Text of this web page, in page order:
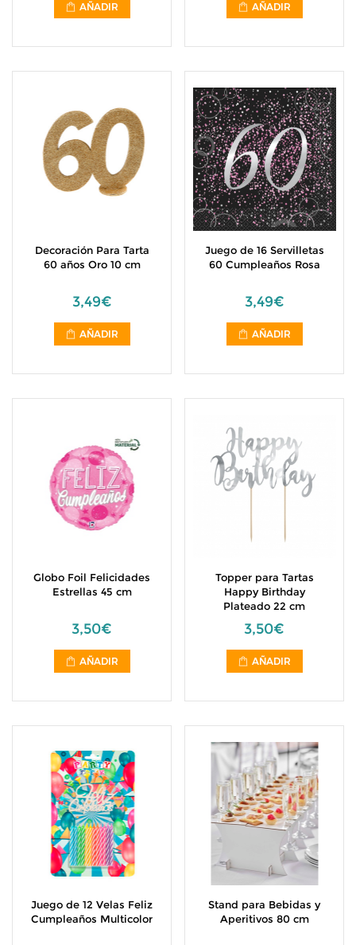
AÑADIR AÑADIR
Decoración Para Tarta
60 años Oro 10 cm
3,49€
AÑADIR
Juego de 16 Servilletas
60 Cumpleaños Rosa
3,49€
AÑADIR
Globo Foil Felicidades
Estrellas 45 cm
3,50€
AÑADIR
Topper para Tartas
Happy Birthday
Plateado 22 cm
3,50€
AÑADIR
Juego de 12 Velas Feliz
Cumpleaños Multicolor
Stand para Bebidas y
Aperitivos 80 cm